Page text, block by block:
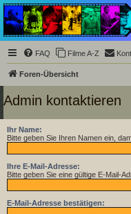
Underground Film
Community
Die Underground Film Community
für Cineasten und Filmsüchtige
FAQ Filme A-Z
Foren-Übersicht
Admin kontaktieren
Ihr Name:
Bitte geben Sie Ihren Namen ein,
Ihre E-Mail-Adresse:
Bitte geben Sie eine gültige E-Mail-
E-Mail-Adresse bestätigen: